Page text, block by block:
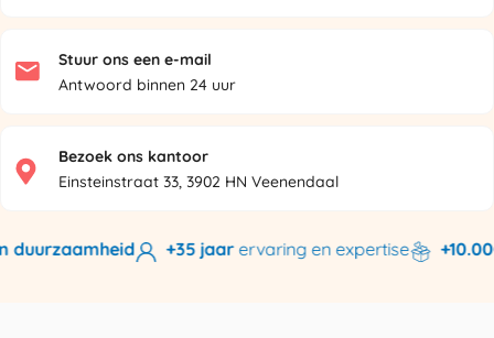
Stuur ons een e-mail
Antwoord binnen 24 uur
Bezoek ons kantoor
Einsteinstraat 33, 3902 HN Veenendaal
+35 jaarervaring en expertise